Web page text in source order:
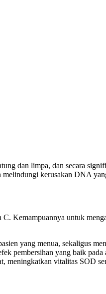
dan limpa, dan secara
kerusakan DNA
Kemampuannya untuk
yang menua, sekaligus
pembersihan yang baik pada
meningkatkan vitalitas SOD